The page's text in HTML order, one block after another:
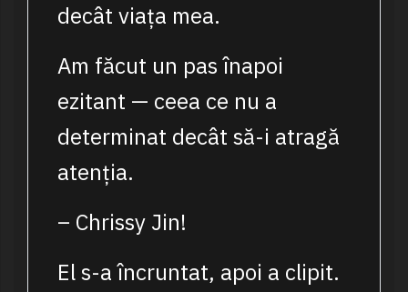
decât viața mea.
Am făcut un pas înapoi
ezitant — ceea ce nu a
determinat decât să-i atragă
atenția.
– Chrissy Jin!
El s-a încruntat, apoi a clipit.